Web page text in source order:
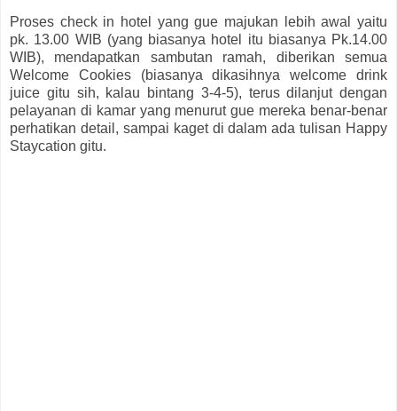
Proses check in hotel yang gue majukan lebih awal yaitu
pk. 13.00 WIB (yang biasanya hotel itu biasanya Pk.14.00
WIB), mendapatkan sambutan ramah, diberikan semua
Welcome Cookies (biasanya dikasihnya welcome drink
juice gitu sih, kalau bintang 3-4-5), terus dilanjut dengan
pelayanan di kamar yang menurut gue mereka benar-benar
perhatikan detail, sampai kaget di dalam ada tulisan Happy
Staycation gitu.